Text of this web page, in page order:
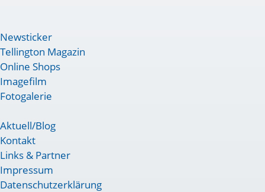
Newsticker
Tellington Magazin
Online Shops
Imagefilm
Fotogalerie
Aktuell/Blog
Kontakt
Links & Partner
Impressum
Datenschutzerklärung